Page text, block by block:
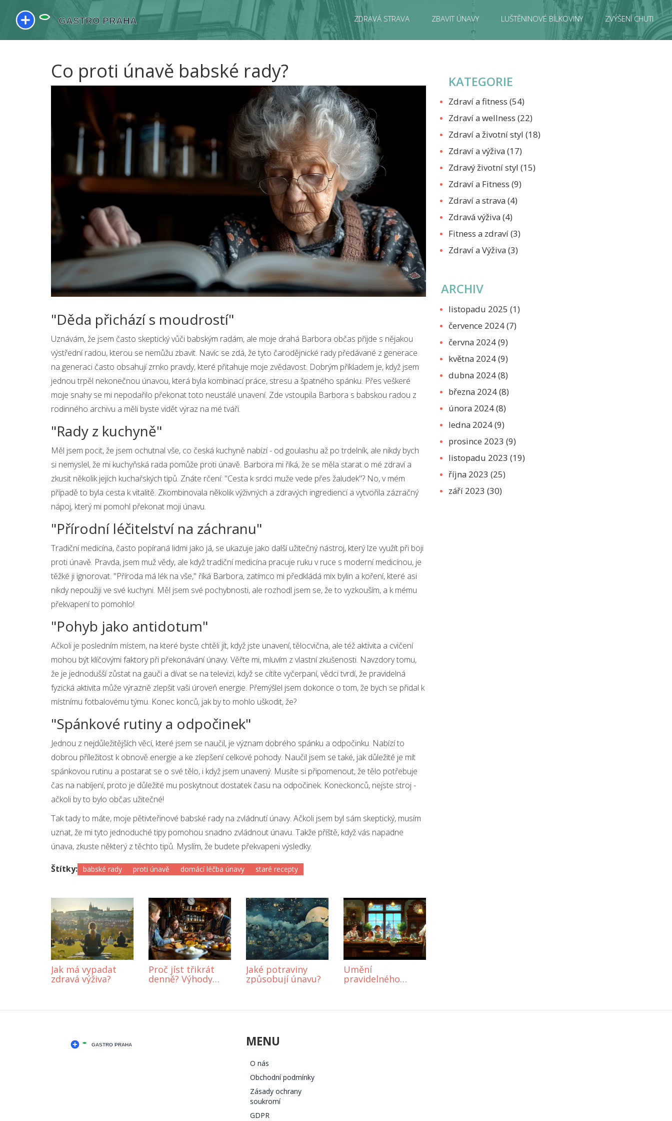
ZDRAVÁ STRAVA ZBAVIT ÚNAVY LUŠTĚNINOVÉ BÍLKOVINY ZVÝŠENÍ CHUTI
Co proti únavě babské rady?
"Děda přichází s moudrostí"
Uznávám, že jsem často skeptický vůči babským radám, ale moje drahá Barbora občas přijde s nějakou
výstřední radou, kterou se nemůžu zbavit. Navíc se zdá, že tyto čarodějnické rady předávané z generace
na generaci často obsahují zrnko pravdy, které přitahuje moje zvědavost. Dobrým příkladem je, když jsem
jednou trpěl nekonečnou únavou, která byla kombinací práce, stresu a špatného spánku. Přes veškeré
moje snahy se mi nepodařilo překonat toto neustálé unavení. Zde vstoupila Barbora s babskou radou z
rodinného archivu a měli byste vidět výraz na mé tváři.
"Rady z kuchyně"
Měl jsem pocit, že jsem ochutnal vše, co česká kuchyně nabízí - od goulashu až po trdelník, ale nikdy bych
si nemyslel, že mi kuchyňská rada pomůže proti únavě. Barbora mi říká, že se měla starat o mé zdraví a
zkusit několik jejích kuchařských tipů. Znáte rčení: "Cesta k srdci muže vede přes žaludek"? No, v mém
případě to byla cesta k vitalitě. Zkombinovala několik výživných a zdravých ingrediencí a vytvořila zázračný
nápoj, který mi pomohl překonat moji únavu.
"Přírodní léčitelství na záchranu"
Tradiční medicína, často popíraná lidmi jako já, se ukazuje jako další užitečný nástroj, který lze využít při boji
proti únavě. Pravda, jsem muž vědy, ale když tradiční medicína pracuje ruku v ruce s moderní medicínou, je
těžké ji ignorovat. "Příroda má lék na vše," říká Barbora, zatímco mi předkládá mix bylin a koření, které asi
nikdy nepoužiji ve své kuchyni. Měl jsem své pochybnosti, ale rozhodl jsem se, že to vyzkouším, a k mému
překvapení to pomohlo!
"Pohyb jako antidotum"
Ačkoli je posledním místem, na které byste chtěli jít, když jste unavení, tělocvična, ale též aktivita a cvičení
mohou být klíčovými faktory při překonávání únavy. Věřte mi, mluvím z vlastní zkušenosti. Navzdory tomu,
že je jednodušší zůstat na gauči a dívat se na televizi, když se cítíte vyčerpaní, vědci tvrdí, že pravidelná
fyzická aktivita může výrazně zlepšit vaši úroveň energie. Přemýšlel jsem dokonce o tom, že bych se přidal k
místnímu fotbalovému týmu. Konec konců, jak by to mohlo uškodit, že?
"Spánkové rutiny a odpočinek"
Jednou z nejdůležitějších věcí, které jsem se naučil, je význam dobrého spánku a odpočinku. Nabízí to
dobrou příležitost k obnově energie a ke zlepšení celkové pohody. Naučil jsem se také, jak důležité je mít
spánkovou rutinu a postarat se o své tělo, i když jsem unavený. Musíte si připomenout, že tělo potřebuje
čas na nabíjení, proto je důležité mu poskytnout dostatek času na odpočinek. Koneckonců, nejste stroj -
ačkoli by to bylo občas užitečné!
Tak tady to máte, moje pětivteřinové babské rady na zvládnutí únavy. Ačkoli jsem byl sám skeptický, musím
uznat, že mi tyto jednoduché tipy pomohou snadno zvládnout únavu. Takže příště, když vás napadne
únava, zkuste některý z těchto tipů. Myslím, že budete překvapeni výsledky.
Štítky: babské rady proti únavě domácí léčba únavy staré recepty
Jak má vypadat
zdravá výživa?
Proč jíst třikrát
denně? Výhody
Jaké potraviny
způsobují únavu?
Umění
pravidelného
pravidelných
KATEGORIE
Zdraví a fitness (54)
Zdraví a wellness (22)
Zdraví a životní styl (18)
Zdraví a výživa (17)
Zdravý životní styl (15)
Zdraví a Fitness (9)
Zdraví a strava (4)
Zdravá výživa (4)
Fitness a zdraví(3)
Zdraví a Výživa (3)
ARCHIV
listopadu 2025 (1)
července 2024(7)
června 2024(9)
května 2024(9)
dubna 2024(8)
března 2024(8)
února 2024(8)
ledna 2024(9)
prosince 2023 (9)
listopadu 2023 (19)
října 2023 (25)
září 2023 (30)
MENU
O nás
Obchodní podmínky
Zásady ochrany
soukromí
GDPR